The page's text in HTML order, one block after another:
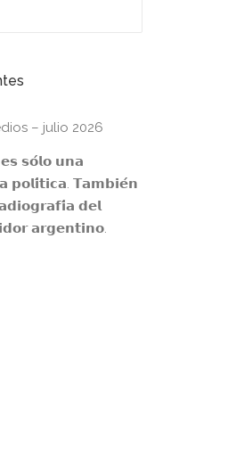
– julio 2026
𝘀𝗼́𝗹𝗼 𝘂𝗻𝗮
𝗽𝗼𝗹𝗶́𝘁𝗶𝗰𝗮. 𝗧𝗮𝗺𝗯𝗶𝗲́𝗻
𝗱𝗲𝗹
𝗮𝗿𝗴𝗲𝗻𝘁𝗶𝗻𝗼.